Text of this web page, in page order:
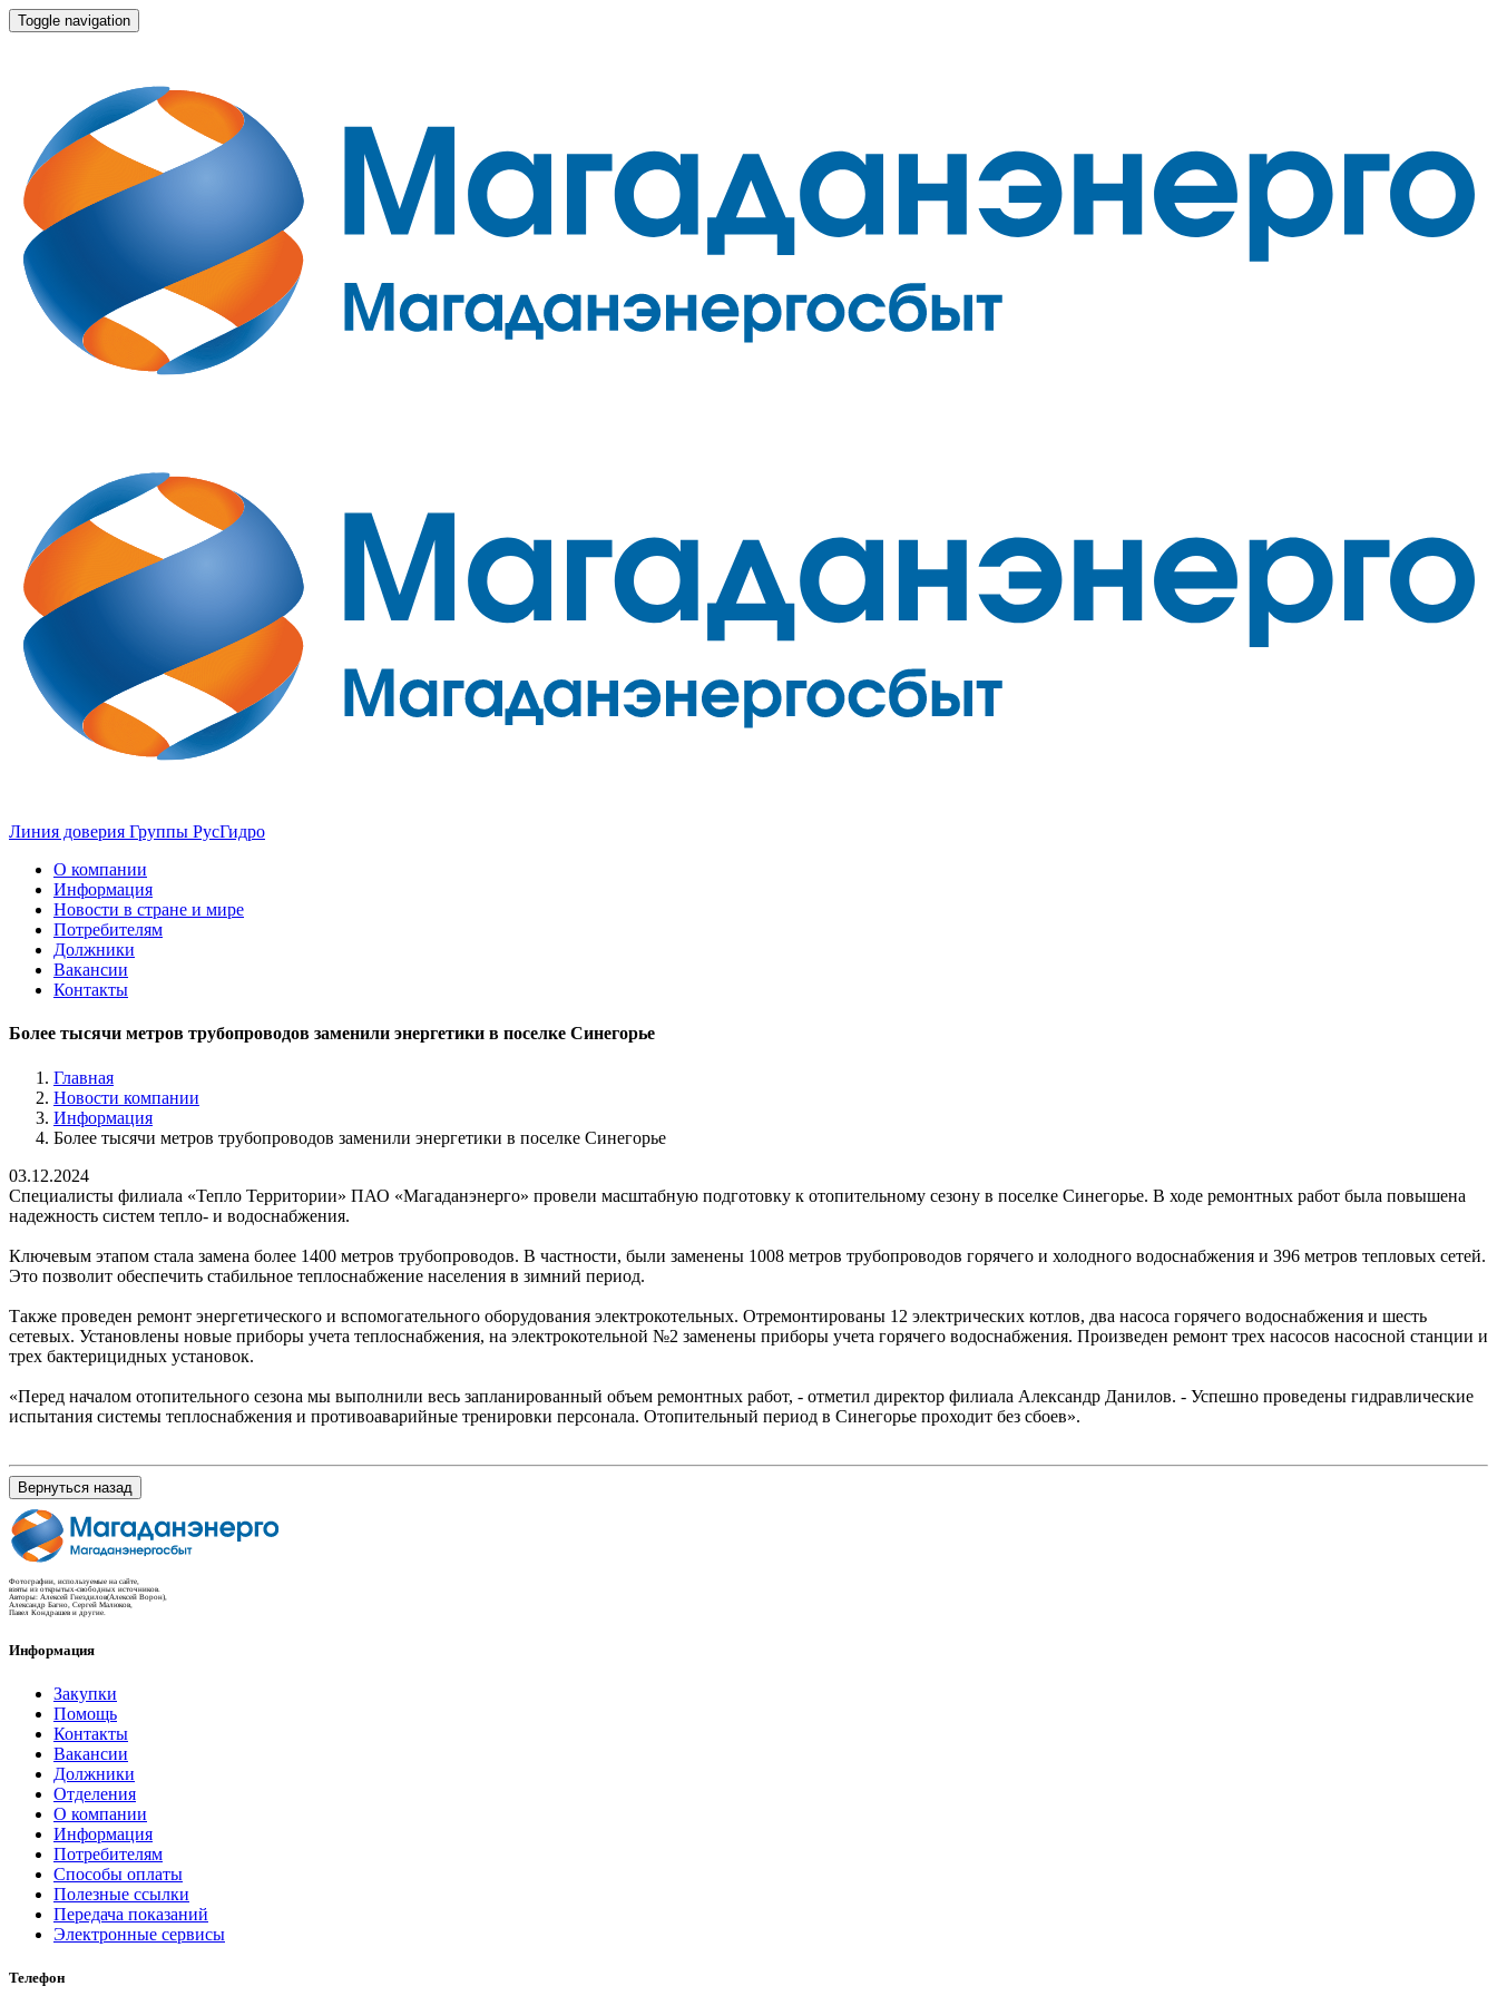
Toggle navigation
Линия доверия Группы РусГидро
О компании
Информация
Новости в стране и мире
Потребителям
Должники
Вакансии
Контакты
Более тысячи метров трубопроводов заменили энергетики в поселке Синегорье
Главная
Новости компании
Информация
Более тысячи метров трубопроводов заменили энергетики в поселке Синегорье
03.12.2024
Специалисты филиала «Тепло Территории» ПАО «Магаданэнерго» провели масштабную подготовку к отопительному сезону в поселке Синегорье. В ходе ремонтных работ была повышена
надежность систем тепло- и водоснабжения.
Ключевым этапом стала замена более 1400 метров трубопроводов. В частности, были заменены 1008 метров трубопроводов горячего и холодного водоснабжения и 396 метров тепловых сетей.
Это позволит обеспечить стабильное теплоснабжение населения в зимний период.
Также проведен ремонт энергетического и вспомогательного оборудования электрокотельных. Отремонтированы 12 электрических котлов, два насоса горячего водоснабжения и шесть
сетевых. Установлены новые приборы учета теплоснабжения, на электрокотельной №2 заменены приборы учета горячего водоснабжения. Произведен ремонт трех насосов насосной станции и
трех бактерицидных установок.
«Перед началом отопительного сезона мы выполнили весь запланированный объем ремонтных работ, - отметил директор филиала Александр Данилов. - Успешно проведены гидравлические
испытания системы теплоснабжения и противоаварийные тренировки персонала. Отопительный период в Синегорье проходит без сбоев».
Вернуться назад
Фотографии, используемые на сайте,
взяты из открытых-свободных источников.
Авторы: Алексей Гнездилов(Алексей Ворон),
Александр Багно, Сергей Малюков,
Павел Кондрашев и другие.
Информация
Закупки
Помощь
Контакты
Вакансии
Должники
Отделения
О компании
Информация
Потребителям
Способы оплаты
Полезные ссылки
Передача показаний
Электронные сервисы
Телефон